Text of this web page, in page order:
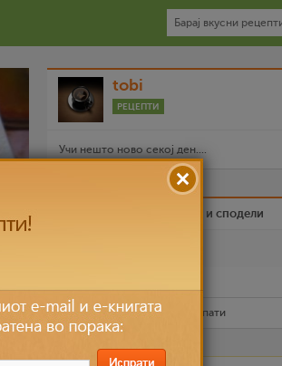
tobi
РЕЦЕПТИ
Учи нешто ново секој ден....
Биди вистински пријател и сподели
Рецептот е прочитан пати